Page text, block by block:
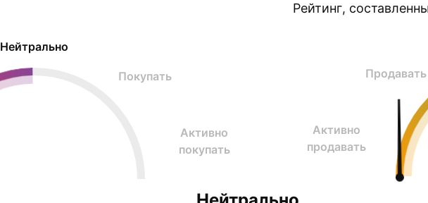
Нейтрально
Покупать
Активно
покупать
Рейтинг,
Продавать
Активно
продавать